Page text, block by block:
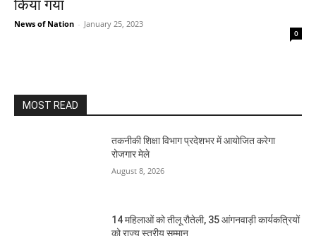
किया गया
News of Nation - January 25, 2023
0
MOST READ
तकनीकी शिक्षा विभाग प्रदेशभर में आयोजित करेगा
रोजगार मेले
August 8, 2026
14 महिलाओं को तीलू रौतेली, 35 आंगनवाड़ी कार्यकत्रियों
को राज्य स्तरीय सम्मान